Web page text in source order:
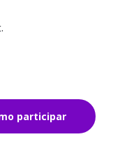
participar